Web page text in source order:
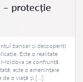
– protecție
bancar și descoperiți
Este o realitate
se confruntă.
este o amenințare
de o viață și […]